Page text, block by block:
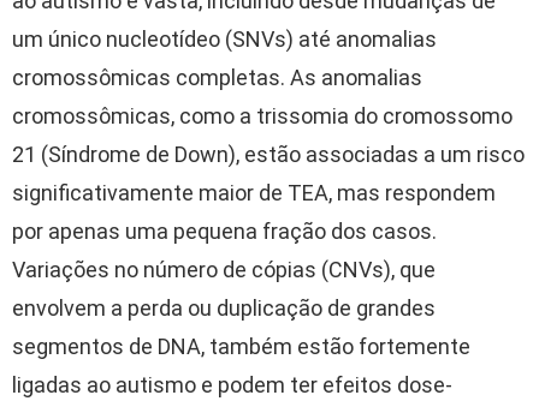
um único nucleotídeo (SNVs) até anomalias
cromossômicas completas. As anomalias
cromossômicas, como a trissomia do cromossomo
21 (Síndrome de Down), estão associadas a um risco
significativamente maior de TEA, mas respondem
por apenas uma pequena fração dos casos.
Variações no número de cópias (CNVs), que
envolvem a perda ou duplicação de grandes
segmentos de DNA, também estão fortemente
ligadas ao autismo e podem ter efeitos dose-